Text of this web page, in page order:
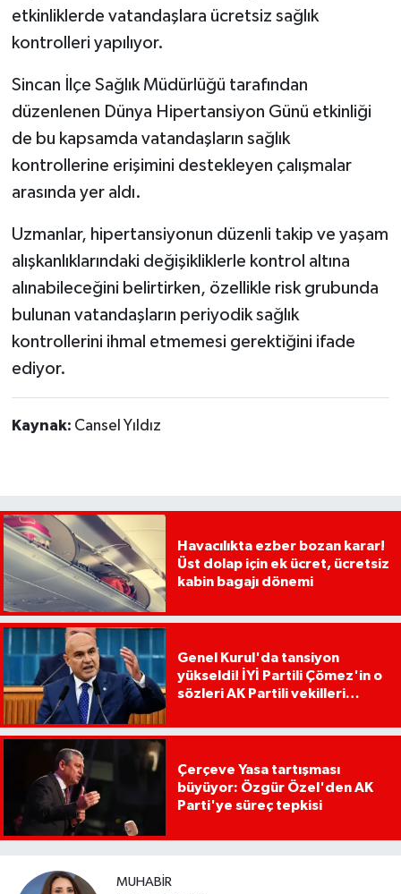
etkinliklerde vatandaşlara ücretsiz sağlık
kontrolleri yapılıyor.
Sincan İlçe Sağlık Müdürlüğü tarafından
düzenlenen Dünya Hipertansiyon Günü etkinliği
de bu kapsamda vatandaşların sağlık
kontrollerine erişimini destekleyen çalışmalar
arasında yer aldı.
Uzmanlar, hipertansiyonun düzenli takip ve yaşam
alışkanlıklarındaki değişikliklerle kontrol altına
alınabileceğini belirtirken, özellikle risk grubunda
bulunan vatandaşların periyodik sağlık
kontrollerini ihmal etmemesi gerektiğini ifade
ediyor.
Kaynak: Cansel Yıldız
Havacılıkta ezber bozan karar!
Üst dolap için ek ücret, ücretsiz
kabin bagajı dönemi
Genel Kurul'da tansiyon
yükseldi! İYİ Partili Çömez'in o
sözleri AK Partili vekilleri
Çerçeve Yasa tartışması
büyüyor: Özgür Özel'den AK
Parti'ye süreç tepkisi
MUHABIR